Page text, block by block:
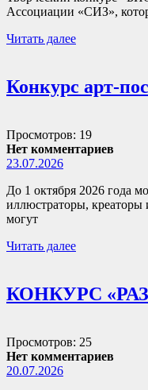
Ассоциации «СИЗ»,
Читать далее
Конкурс арт-
Просмотров: 19
Нет комментариев
23.07.2026
До 1 октября 2026 года
иллюстраторы, креаторы
могут
Читать далее
КОНКУРС
Просмотров: 25
Нет комментариев
20.07.2026